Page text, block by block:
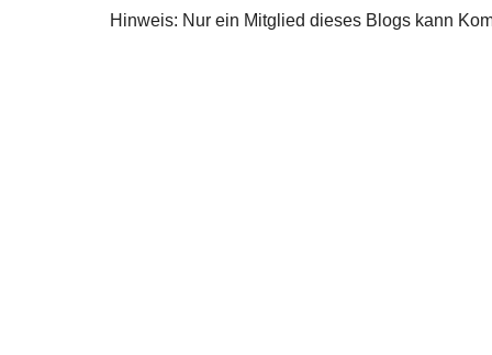
Hinweis: Nur ein Mitglied dieses Blogs kann